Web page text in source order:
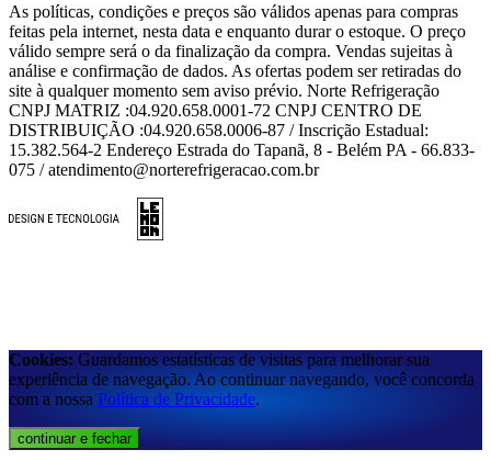
As políticas, condições e preços são válidos apenas para compras
feitas pela internet, nesta data e enquanto durar o estoque. O preço
válido sempre será o da finalização da compra. Vendas sujeitas à
análise e confirmação de dados. As ofertas podem ser retiradas do
site à qualquer momento sem aviso prévio. Norte Refrigeração
CNPJ MATRIZ :04.920.658.0001-72 CNPJ CENTRO DE
DISTRIBUIÇÃO :04.920.658.0006-87 / Inscrição Estadual:
15.382.564-2 Endereço Estrada do Tapanã, 8 - Belém PA - 66.833-
075 / atendimento@norterefrigeracao.com.br
Cookies: Guardamos estatísticas de visitas para melhorar sua
experiência de navegação. Ao continuar navegando, você concorda
com a nossa Política de Privacidade.
continuar e fechar